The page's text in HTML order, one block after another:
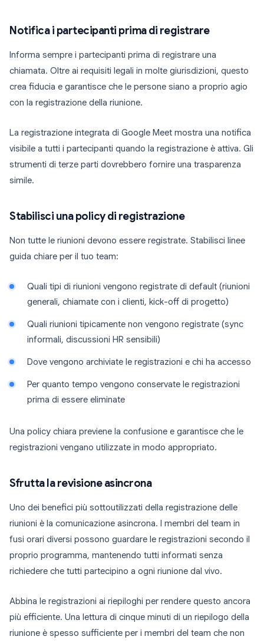
Notifica i partecipanti prima di registrare
Informa sempre i partecipanti prima di registrare una
chiamata. Oltre ai requisiti legali in molte giurisdizioni, questo
crea fiducia e garantisce che le persone siano a proprio agio
con la registrazione della riunione.
La registrazione integrata di Google Meet mostra una notifica
visibile a tutti i partecipanti quando la registrazione è attiva. Gli
strumenti di terze parti dovrebbero fornire una trasparenza
simile.
Stabilisci una policy di registrazione
Non tutte le riunioni devono essere registrate. Stabilisci linee
guida chiare per il tuo team:
Quali tipi di riunioni vengono registrate di default (riunioni
generali, chiamate con i clienti, kick-off di progetto)
Quali riunioni tipicamente non vengono registrate (sync
informali, discussioni HR sensibili)
Dove vengono archiviate le registrazioni e chi ha accesso
Per quanto tempo vengono conservate le registrazioni
prima di essere eliminate
Una policy chiara previene la confusione e garantisce che le
registrazioni vengano utilizzate in modo appropriato.
Sfrutta la revisione asincrona
Uno dei benefici più sottoutilizzati della registrazione delle
riunioni è la comunicazione asincrona. I membri del team in
fusi orari diversi possono guardare le registrazioni secondo il
proprio programma, mantenendo tutti informati senza
richiedere che tutti partecipino a ogni riunione dal vivo.
Abbina le registrazioni ai riepiloghi per rendere questo ancora
più efficiente. Una lettura di cinque minuti di un riepilogo della
riunione è spesso sufficiente per i membri del team che non